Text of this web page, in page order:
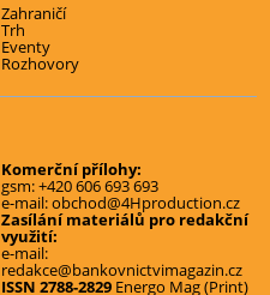
Zahraničí
Trh
Eventy
Rozhovory
Komerční přílohy:
gsm:+420 606 693 693
e-mail:obchod@4Hproduction.cz
Zasílání materiálů pro redakční
využití:
e-mail:
redakce@bankovnictvimagazin.cz
ISSN 2788-2829 Energo Mag (Print)